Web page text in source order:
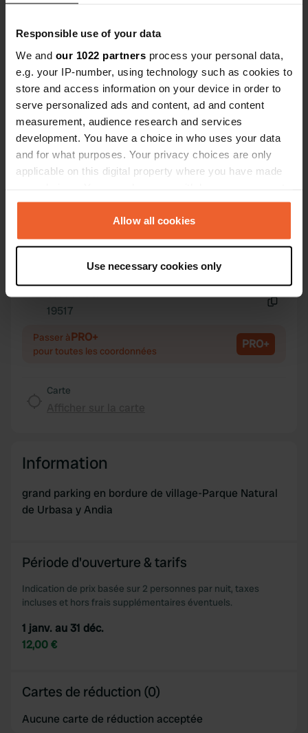
Responsible use of your data
We and our 1022 partners process your personal data,
e.g. your IP-number, using technology such as cookies to
store and access information on your device in order to
serve personalized ads and content, ad and content
measurement, audience research and services
development. You have a choice in who uses your data
and for what purposes. Your privacy choices are only
applicable on this digital property where you have made
any time from the Cookie Declaration or by clicking on
the Privacy trigger icon.
Collect information about your geographical location
which can be accurate to within several meters
Identify your device by actively scanning it for
Find out more about how your personal data is processed
and set your preferences in the
details section.
We use cookies to personalise content and ads, to
may combine it with other information that you’ve
of their services.
Allow all cookies
Use necessary cookies only
Contact
Emplacement
Calle de la Fuente
Copie
42° 46' 59" N 2° 7' 17" W
Copie
42.78316 -2.12132
19517
Passer àPRO+
pour toutes les coordonnées PRO+
Carte
Information
grand parking en bordure de village-Parque Natural
de Urbasa y Andia
Période d'ouverture & tarifs
Indication de prix basée sur 2 personnes par nuit, taxes
incluses et hors frais supplémentaires éventuels.
1 janv. au 31 déc.
12,00 €
Cartes de réduction (0)
Aucune carte de réduction acceptée